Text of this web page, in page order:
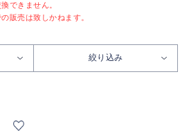
できません。
販売は致しかねます。
絞り込み